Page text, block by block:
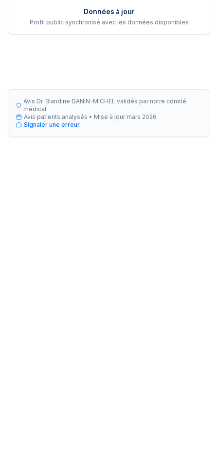
Données à jour
Profil public synchronisé avec les données disponibles
Avis Dr. Blandine DANIN-MICHEL validés par notre comité
médical
Avis patients analysés • Mise à jour mars 2026
Signaler une erreur